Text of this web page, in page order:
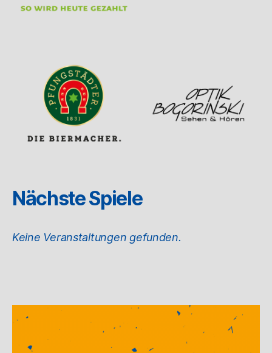
Nächste Spiele
Keine Veranstaltungen gefunden.